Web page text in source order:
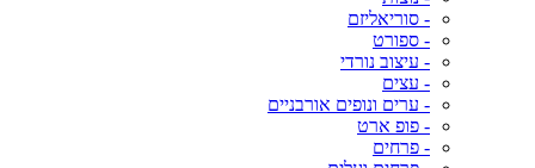
- סוריאליזם
- ספורט
- עיצוב נורדי
- עצים
- ערים ונופים אורבניים
- פופ ארט
- פרחים